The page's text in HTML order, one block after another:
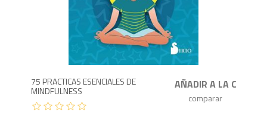
75 PRACTICAS ESENCIALES DE
MINDFULNESS